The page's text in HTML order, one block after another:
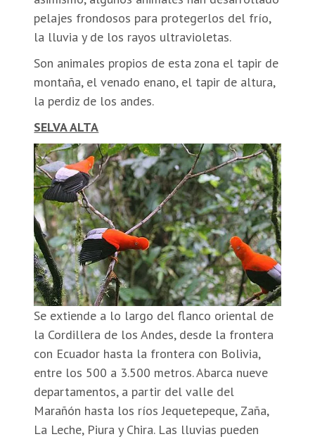
pelajes frondosos para protegerlos del frío,
la lluvia y de los rayos ultravioletas.
Son animales propios de esta zona el tapir de
montaña, el venado enano, el tapir de altura,
la perdiz de los andes.
SELVA ALTA
Se extiende a lo largo del flanco oriental de
la Cordillera de los Andes, desde la frontera
con Ecuador hasta la frontera con Bolivia,
entre los 500 a 3.500 metros. Abarca nueve
departamentos, a partir del valle del
Marañón hasta los ríos Jequetepeque, Zaña,
La Leche, Piura y Chira. Las lluvias pueden